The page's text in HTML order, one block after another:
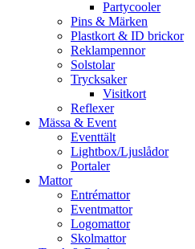
Partycooler
Pins & Märken
Plastkort & ID brickor
Reklampennor
Solstolar
Trycksaker
Visitkort
Reflexer
Mässa & Event
Eventtält
Lightbox/Ljuslådor
Portaler
Mattor
Entrémattor
Eventmattor
Logomattor
Skolmattor